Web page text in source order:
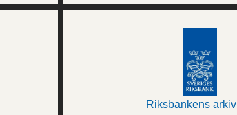
Riksbankens arkiv